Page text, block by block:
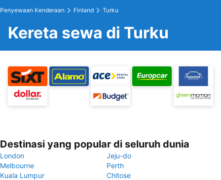
Penyewaan Kenderaan Finland Turku
Kereta sewa di Turku
Destinasi yang popular di seluruh dunia
London
Jeju-do
Melbourne
Perth
Kuala Lumpur
Chitose